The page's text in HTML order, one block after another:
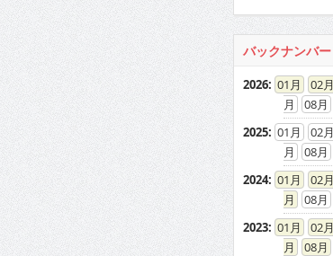
バックナンバー
2026: 01 02
08
2025: 01 02
08
2024: 01 02
08
2023: 01 02
08